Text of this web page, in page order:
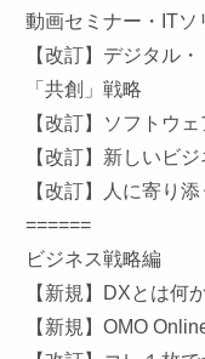
動画セミナー・ITソ
【改訂】デジタル
「共創」戦略
【改訂】ソフトウ
【改訂】新しいビ
【改訂】人に寄り
======
ビジネス戦略編
【新規】DXとは何
【新規】OMO